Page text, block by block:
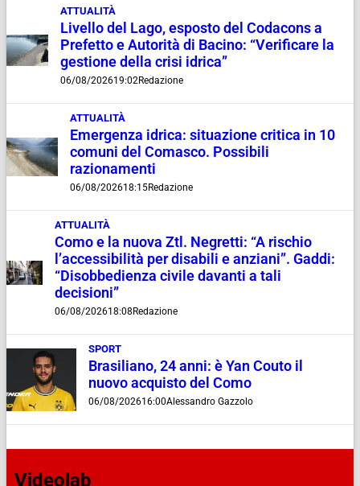
ATTUALITÀ
Livello del Lago, esposto del Codacons a
Prefetto e Autorità di Bacino: “Verificare la
gestione della crisi idrica”
06/08/202619:02Redazione
ATTUALITÀ
Emergenza idrica: situazione critica in 10
comuni del Comasco. Possibili
razionamenti
06/08/202618:15Redazione
ATTUALITÀ
Como e la nuova Ztl. Negretti: “A rischio
l’accessibilità per disabili e anziani”. Gaddi:
“Disobbedienza civile davanti a tali
decisioni”
06/08/202618:08 Redazione
SPORT
Brasiliano, 24 anni: è Yan Couto il
nuovo acquisto del Como
06/08/202616:00Alessandro Gazzolo
Videolab